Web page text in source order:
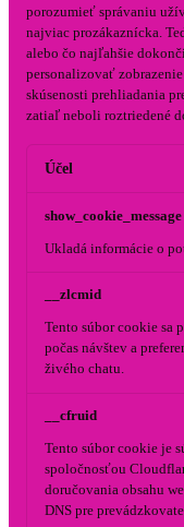
porozumieť správaniu
najviac prozákaznícka.
alebo čo najľahšie
personalizovať
skúsenosti prehliadania
zatiaľ neboli roztriedené
Účel
show_cookie_message
Ukladá informácie o
__zlcmid
Tento súbor cookie sa
počas návštev a
živého chatu.
__cfruid
Tento súbor cookie je
spoločnosťou
doručovania obsahu
DNS pre